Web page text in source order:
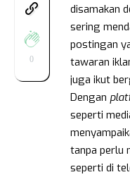
0
disamakan
sering
postingan
tawaran
juga ikut
Dengan
seperti
tanpa perlu
seperti di